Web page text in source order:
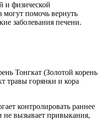
и физической
могут помочь вернуть
заболевания печени.
Тонгкат (Золотой корень
травы горянки и кора
контролировать раннее
не вызывает привыкания,